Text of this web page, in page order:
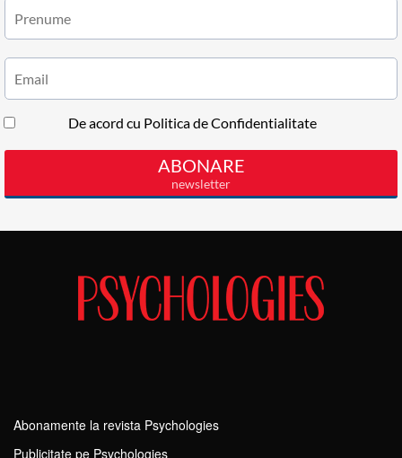
Abonamente la revista Psychologies
Publicitate pe Psychologies